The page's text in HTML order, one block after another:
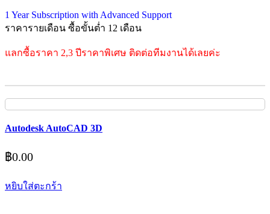
1 Year Subscription with Advanced Support
ราคารายเดือน ซื้อขั้นต่ำ 12 เดือน
แลกซื้อราคา 2,3 ปีราคาพิเศษ ติดต่อทีมงานได้เลยค่ะ
Autodesk AutoCAD 3D
฿0.00
หยิบใส่ตะกร้า